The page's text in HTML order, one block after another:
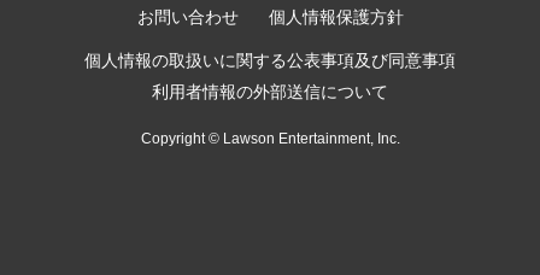
お問い合わせ 個人情報保護方針
個人情報の取扱いに関する公表事項及び同意事項
利用者情報の外部送信について
Copyright © Lawson Entertainment, Inc.